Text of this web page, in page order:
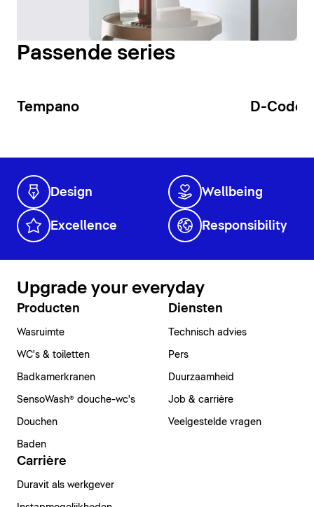
Passende series
Tempano D-Code
Design Wellbeing
Excellence Responsibility
Upgrade your everyday
Producten
Wasruimte
WC's & toiletten
Badkamerkranen
SensoWash® douche-wc's
Douchen
Baden
Diensten
Technisch advies
Pers
Duurzaamheid
Job & carrière
Veelgestelde vragen
Carrière
Duravit als werkgever